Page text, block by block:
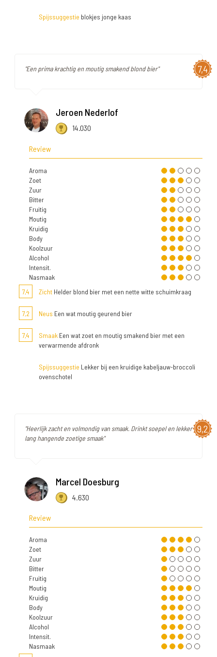
Spijssuggestie blokjes jonge kaas
7,4
"Een prima krachtig en moutig smakend blond bier"
Jeroen Nederlof
14.030
Review
Aroma
Zoet
Zuur
Bitter
Fruitig
Moutig
Kruidig
Body
Koolzuur
Alcohol
Intensit.
Nasmaak
7,4
Zicht Helder blond bier met een nette witte schuimkraag
7,2 Neus Een wat moutig geurend bier
7,4 Smaak Een wat zoet en moutig smakend bier met een
verwarmende afdronk
Spijssuggestie Lekker bij een kruidige kabeljauw-broccoli
ovenschotel
9,2
"Heerlijk zacht en volmondig van smaak. Drinkt soepel en lekker
lang hangende zoetige smaak"
Marcel Doesburg
4.630
Review
Aroma
Zoet
Zuur
Bitter
Fruitig
Moutig
Kruidig
Body
Koolzuur
Alcohol
Intensit.
Nasmaak